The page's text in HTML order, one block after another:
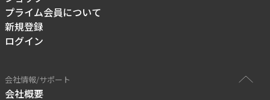
プライム会員について
新規登録
ログイン
会社情報/サポート
会社概要